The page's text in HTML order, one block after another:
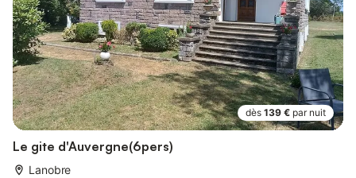
dès 139 € par nuit
Le gite d'Auvergne(6pers)
Lanobre